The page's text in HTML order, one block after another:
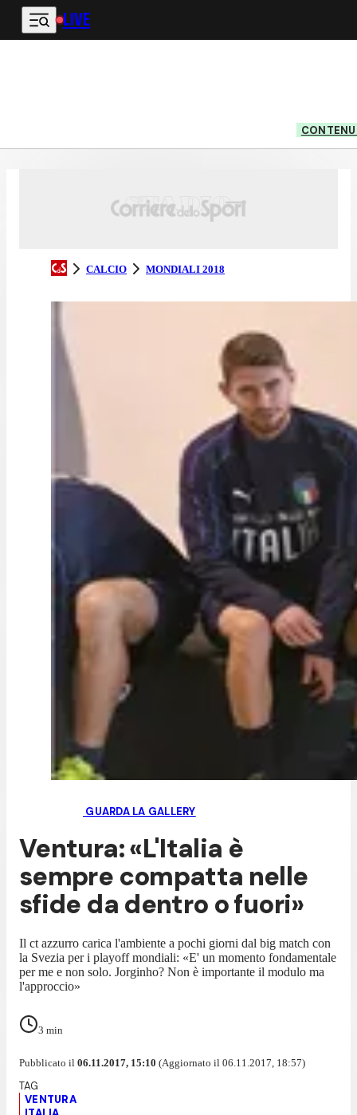
Vai al contenuto principale
LIVE
CALCIO MONDIALI 2018
GUARDA LA GALLERY
Ventura: «L'Italia è
sempre compatta nelle
sfide da dentro o fuori»
Il ct azzurro carica l'ambiente a pochi giorni dal big match con
la Svezia per i playoff mondiali: «E' un momento fondamentale
per me e non solo. Jorginho? Non è importante il modulo ma
l'approccio»
3 min
Pubblicato il 06.11.2017, 15:10 (Aggiornato il 06.11.2017, 18:57)
VENTURA